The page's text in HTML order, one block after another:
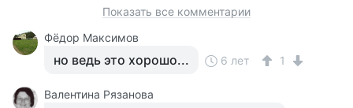
Показать все комментарии
Фёдор Максимов
но ведь это хорошо... 6 лет 1
Валентина Рязанова